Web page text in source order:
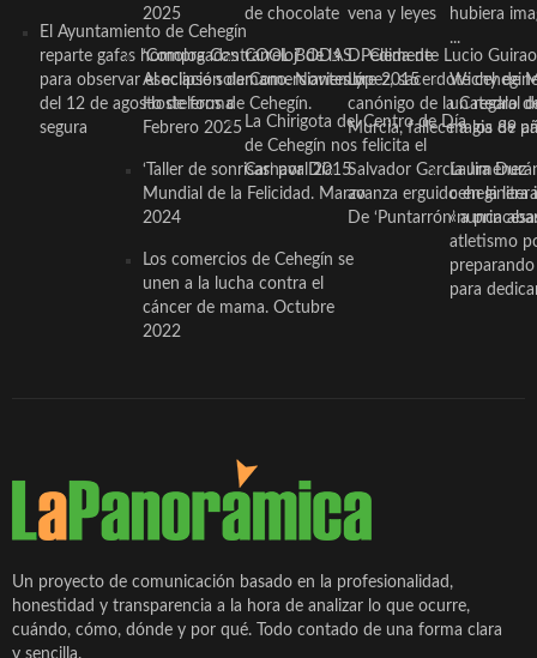
El Ayuntamiento de Cehegín
reparte gafas homologadas
para observar el eclipse solar
del 12 de agosto de forma
segura
2025
‘Compra Contrarreloj’ de la
Asociación de Comerciantes y
Hosteleros de Cehegín.
Febrero 2025
‘Taller de sonrisas’ por Día
Mundial de la Felicidad. Marzo
2024
Los comercios de Cehegín se
unen a la lucha contra el
cáncer de mama. Octubre
2022
de chocolate
COOL BODAS. Pedida de
mano. Noviembre 2015
La Chirigota del Centro de Día
de Cehegín nos felicita el
Carnaval 2015
vena y leyes
D. Clemente Lucio Guirao
López, sacerdote
canónigo de la Catedral
Murcia, fallece a los 89
Salvador García Jiménez
avanza erguido en la
De ‘Puntarrón’ a
hubiera
...
Wichy de
un regalo
magia de
Laura
ceheginera
«nunca
atletismo
para
Un proyecto de comunicación basado en la profesionalidad,
honestidad y transparencia a la hora de analizar lo que ocurre,
cuándo, cómo, dónde y por qué. Todo contado de una forma clara
y sencilla.